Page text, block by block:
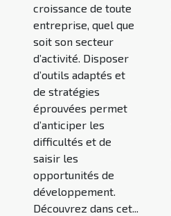
croissance de toute
entreprise, quel que
soit son secteur
d’activité. Disposer
d’outils adaptés et
de stratégies
éprouvées permet
d’anticiper les
difficultés et de
saisir les
opportunités de
développement.
Découvrez dans cet...